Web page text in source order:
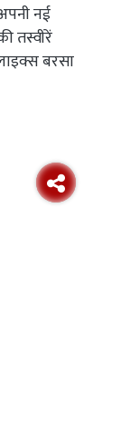
नई
तस्वीरें
बरसा